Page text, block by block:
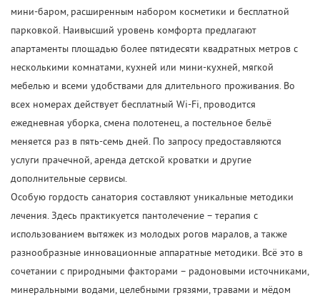
мини-баром, расширенным набором косметики и бесплатной
парковкой. Наивысший уровень комфорта предлагают
апартаменты площадью более пятидесяти квадратных метров с
несколькими комнатами, кухней или мини-кухней, мягкой
мебелью и всеми удобствами для длительного проживания. Во
всех номерах действует бесплатный Wi-Fi, проводится
ежедневная уборка, смена полотенец, а постельное бельё
меняется раз в пять-семь дней. По запросу предоставляются
услуги прачечной, аренда детской кроватки и другие
дополнительные сервисы.
Особую гордость санатория составляют уникальные методики
лечения. Здесь практикуется пантолечение – терапия с
использованием вытяжек из молодых рогов маралов, а также
разнообразные инновационные аппаратные методики. Всё это в
сочетании с природными факторами – радоновыми источниками,
минеральными водами, целебными грязями, травами и мёдом